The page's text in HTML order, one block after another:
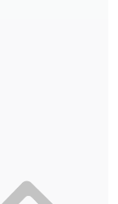
問號鉤(大)